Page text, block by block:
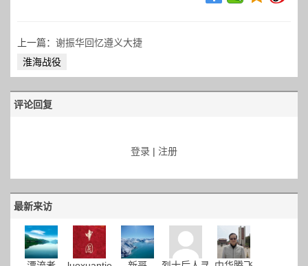
上一篇： 谢振华回忆遵义大捷
淮海战役
评论回复
登录 | 注册
最新来访